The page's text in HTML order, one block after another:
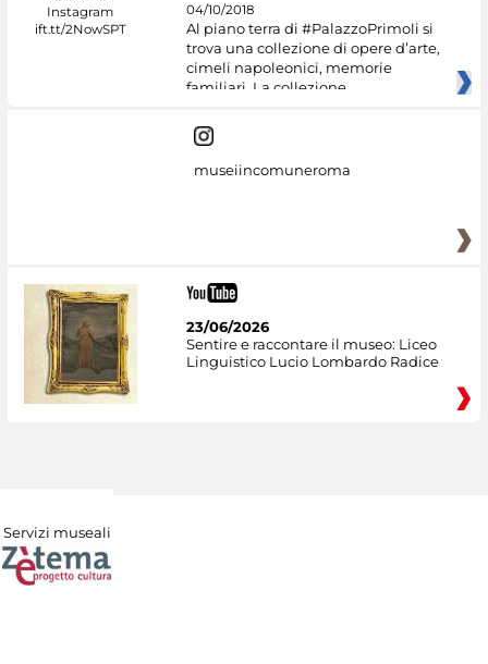
04/10/2018
Al piano terra di #PalazzoPrimoli si
trova una collezione di opere d’arte,
cimeli napoleonici, memorie
familiari. La collezione
museiincomuneroma
23/06/2026
Sentire e raccontare il museo: Liceo
Linguistico Lucio Lombardo Radice
Servizi museali